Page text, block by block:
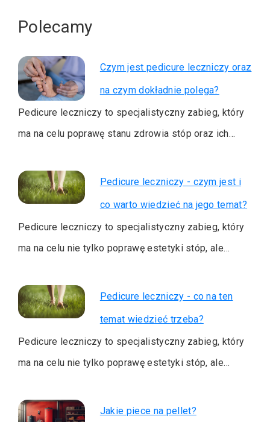
Polecamy
Czym jest pedicure leczniczy oraz
na czym dokładnie polega?
Pedicure leczniczy to specjalistyczny zabieg, który
ma na celu poprawę stanu zdrowia stóp oraz ich…
Pedicure leczniczy - czym jest i
co warto wiedzieć na jego temat?
Pedicure leczniczy to specjalistyczny zabieg, który
ma na celu nie tylko poprawę estetyki stóp, ale…
Pedicure leczniczy - co na ten
temat wiedzieć trzeba?
Pedicure leczniczy to specjalistyczny zabieg, który
ma na celu nie tylko poprawę estetyki stóp, ale…
Jakie piece na pellet?